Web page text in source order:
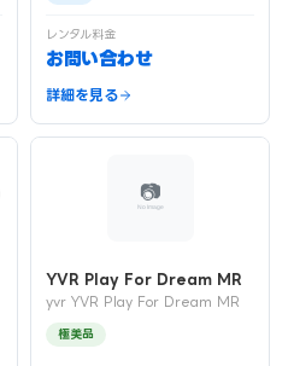
レンタル料金
お問い合わせ
詳細を見る
YVR Play For Dream MR
yvr YVR Play For Dream MR
極美品